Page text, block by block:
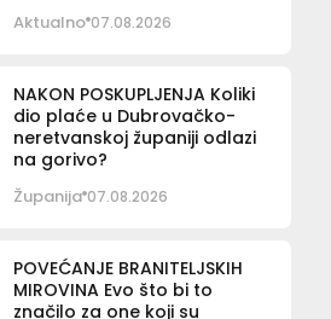
Aktualno 07.08.2026
NAKON POSKUPLJENJA Koliki
dio plaće u Dubrovačko-
neretvanskoj županiji odlazi
na gorivo?
Županija 07.08.2026
POVEĆANJE BRANITELJSKIH
MIROVINA Evo što bi to
značilo za one koji su